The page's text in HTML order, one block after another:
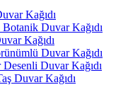
Kağıdı
Duvar Kağıdı
Kağıdı
Duvar Kağıdı
Duvar Kağıdı
Duvar Kağıdı